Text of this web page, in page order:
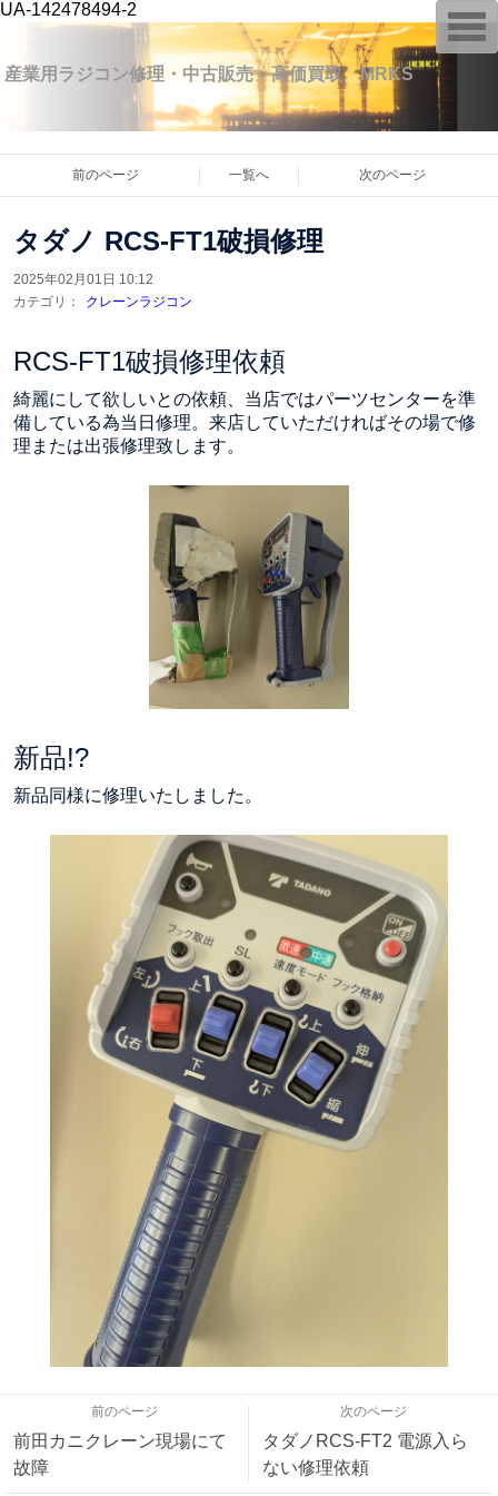
UA-142478494-2
産業用ラジコン修理・中古販売・高価買取 MRKS
前のページ 一覧へ 次のページ
タダノ RCS-FT1破損修理
2025年02月01日 10:12
カテゴリ：
クレーンラジコン
RCS-FT1破損修理依頼
綺麗にして欲しいとの依頼、当店ではパーツセンターを準
備している為当日修理。来店していただければその場で修
理または出張修理致します。
新品!?
新品同様に修理いたしました。
前のページ
前田カニクレーン現場にて
故障
次のページ
タダノRCS-FT2 電源入ら
ない修理依頼
T
o
g
a
v